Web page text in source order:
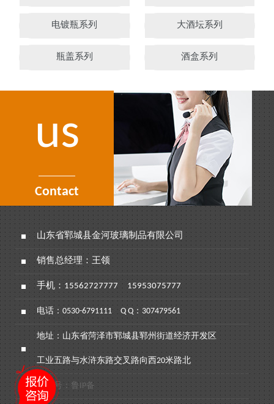
电镀瓶系列 大酒坛系列
瓶盖系列 酒盒系列
us
Contact
山东省郓城县金河玻璃制品有限公司
销售总经理：王领
手机：15562727777 15953075777
电话： 0530-6791111Q Q：307479561
地址：山东省菏泽市郓城县郓州街道经济开发区
工业五路与水浒东路交叉路向西20米路北
备案号：鲁IP备